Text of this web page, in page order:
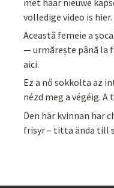
volledige video is hier.
Această femeie a
— urmărește până la
aici.
Ez a nő sokkolta az
nézd meg a végéig.
Den här kvinnan har
frisyr – titta ända till